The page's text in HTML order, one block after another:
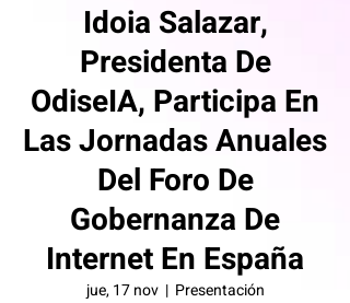
Idoia Salazar,
Presidenta De
OdiseIA, Participa En
Las Jornadas Anuales
Del Foro De
Gobernanza De
Internet En España
jue, 17 nov
  |
Presentación